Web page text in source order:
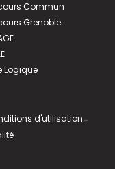
Commun
Grenoble
Logique
d'utilisation-